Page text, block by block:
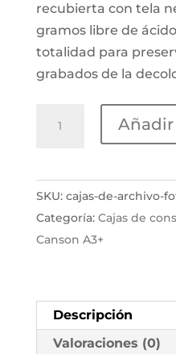
recubierta con tela
gramos libre de
totalidad para
grabados de la
Fotográfico
Canson®
A3+
cantidad
SKU: cajas-de-archivo-
Categoría: Cajas de
Canson A3+
Descripción
Valoraciones (0)